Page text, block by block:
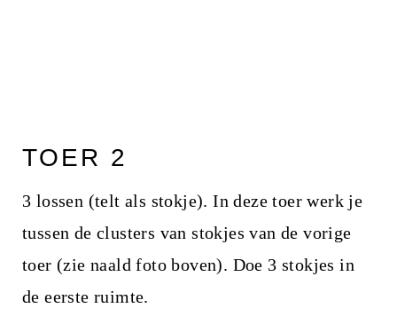
TOER 2
3 lossen (telt als stokje). In deze toer werk je
tussen de clusters van stokjes van de vorige
toer (zie naald foto boven). Doe 3 stokjes in
de eerste ruimte.